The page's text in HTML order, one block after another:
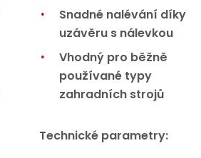
Snadné nalévání díky
uzávěru s nálevkou
Vhodný pro běžně
používané typy
zahradních strojů
Technické parametry: